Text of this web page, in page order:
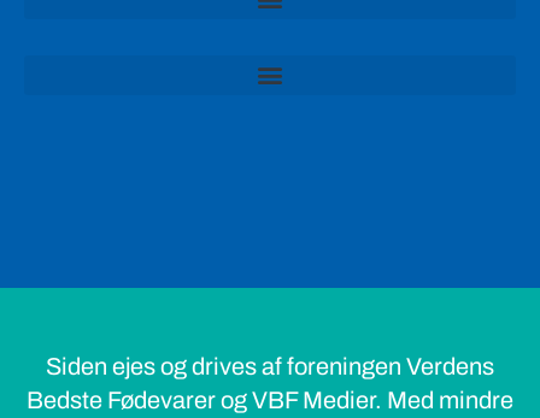
Siden ejes og drives af foreningen Verdens
Bedste Fødevarer og VBF Medier. Med mindre